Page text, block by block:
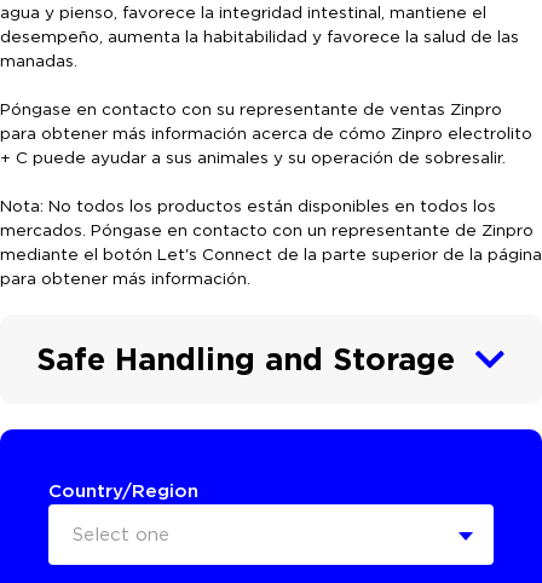
agua y pienso, favorece la integridad intestinal, mantiene el
desempeño, aumenta la habitabilidad y favorece la salud de las
manadas.
Póngase en contacto con su representante de ventas Zinpro
para obtener más información acerca de cómo Zinpro electrolito
+ C puede ayudar a sus animales y su operación de sobresalir.
Nota: No todos los productos están disponibles en todos los
mercados. Póngase en contacto con un representante de Zinpro
mediante el botón Let's Connect de la parte superior de la página
para obtener más información.
Safe Handling and Storage
Country/Region
Select one